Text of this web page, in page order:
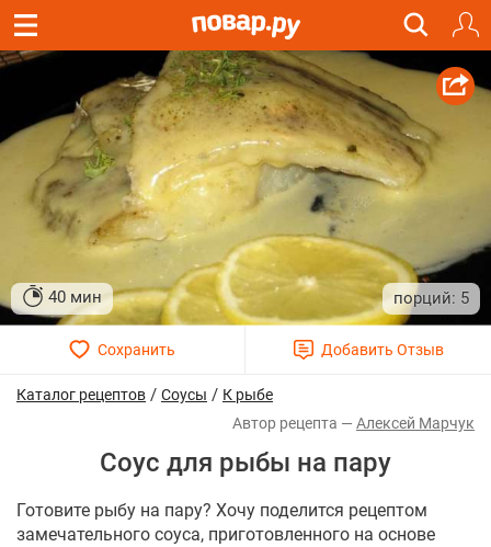
40 мин 5
Каталог рецептов / Соусы / К рыбе
Алексей Марчук
Соус для рыбы на пару
Готовите рыбу на пару? Хочу поделится рецептом
замечательного соуса, приготовленного на основе